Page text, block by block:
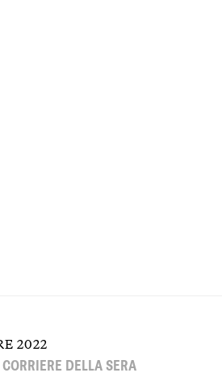
2022
DELLA SERA